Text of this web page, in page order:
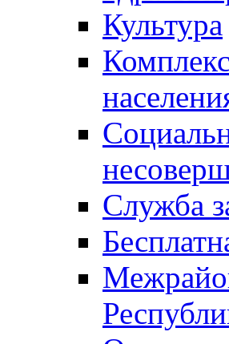
Культура
Служба